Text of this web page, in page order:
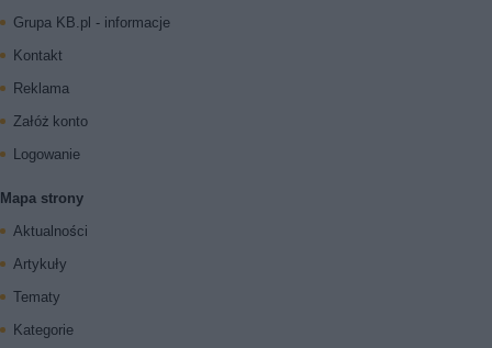
Grupa KB.pl - informacje
Kontakt
Reklama
Załóż konto
Logowanie
Mapa strony
Aktualności
Artykuły
Tematy
Kategorie